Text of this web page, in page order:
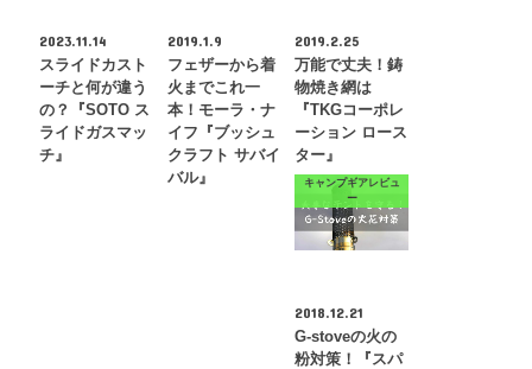
2023.11.14
スライドカスト
ーチと何が違う
の？『SOTO ス
ライドガスマッ
チ』
2019.1.9
フェザーから着
火までこれ一
本！モーラ・ナ
イフ『ブッシュ
クラフト サバイ
バル』
2019.2.25
万能で丈夫！鋳
物焼き網は
『TKGコーポレ
ーション ロース
ター』
キャンプギアレビュ
ー
2018.12.21
G-stoveの火の
粉対策！『スパ